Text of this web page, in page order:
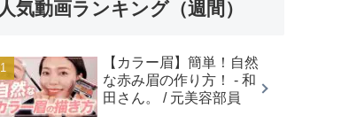
人気動画ランキング（週間）
【カラー眉】簡単！自然
な赤み眉の作り方！ - 和
田さん。 / 元美容部員